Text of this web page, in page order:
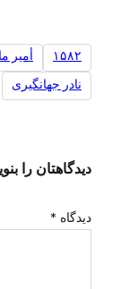
۱۵۸۲ أمير ما
نادر جهانگیری
دیدگاهتان را
دیدگاه *